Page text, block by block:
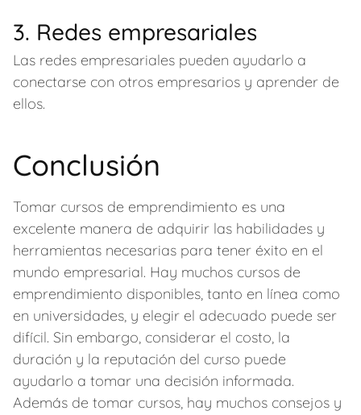
3. Redes empresariales
Las redes empresariales pueden ayudarlo a
conectarse con otros empresarios y aprender de
ellos.
Conclusión
Tomar cursos de emprendimiento es una
excelente manera de adquirir las habilidades y
herramientas necesarias para tener éxito en el
mundo empresarial. Hay muchos cursos de
emprendimiento disponibles, tanto en línea como
en universidades, y elegir el adecuado puede ser
difícil. Sin embargo, considerar el costo, la
duración y la reputación del curso puede
ayudarlo a tomar una decisión informada.
Además de tomar cursos, hay muchos consejos y